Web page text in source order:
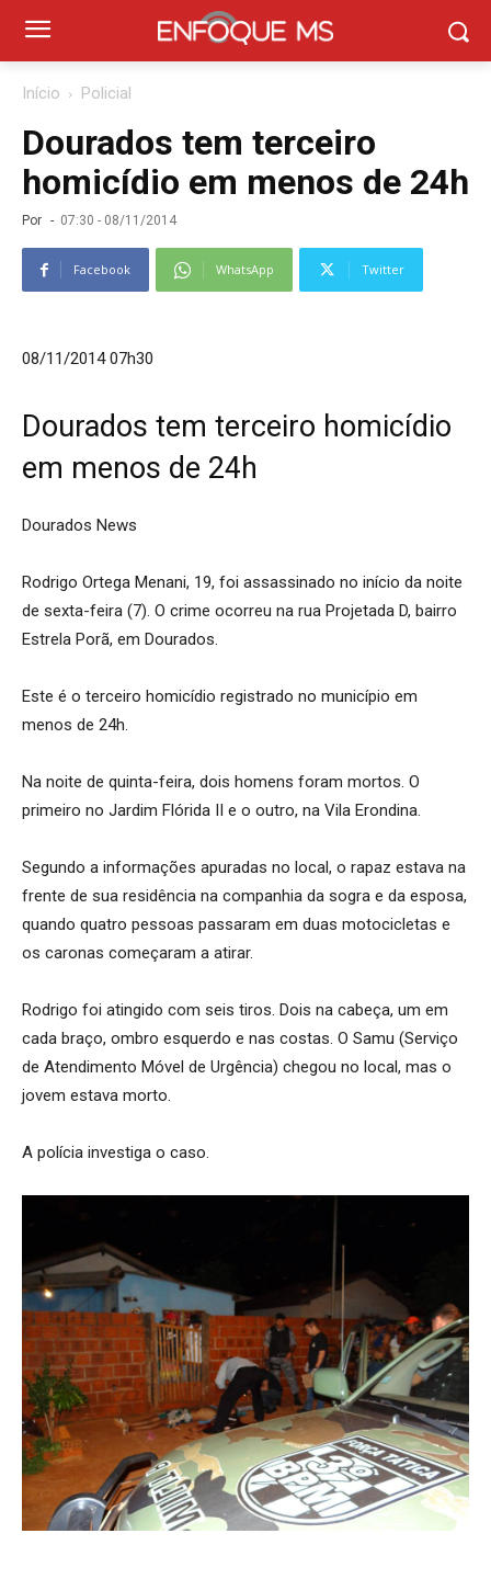
Início Policial
Dourados tem terceiro
homicídio em menos de 24h
Por - 07:30 - 08/11/2014
Facebook WhatsApp Twitter
08/11/2014 07h30
Dourados tem terceiro homicídio
em menos de 24h
Dourados News
Rodrigo Ortega Menani, 19, foi assassinado no início da noite
de sexta-feira (7). O crime ocorreu na rua Projetada D, bairro
Estrela Porã, em Dourados.
Este é o terceiro homicídio registrado no município em
menos de 24h.
Na noite de quinta-feira, dois homens foram mortos. O
primeiro no Jardim Flórida II e o outro, na Vila Erondina.
Segundo a informações apuradas no local, o rapaz estava na
frente de sua residência na companhia da sogra e da esposa,
quando quatro pessoas passaram em duas motocicletas e
os caronas começaram a atirar.
Rodrigo foi atingido com seis tiros. Dois na cabeça, um em
cada braço, ombro esquerdo e nas costas. O Samu (Serviço
de Atendimento Móvel de Urgência) chegou no local, mas o
jovem estava morto.
A polícia investiga o caso.